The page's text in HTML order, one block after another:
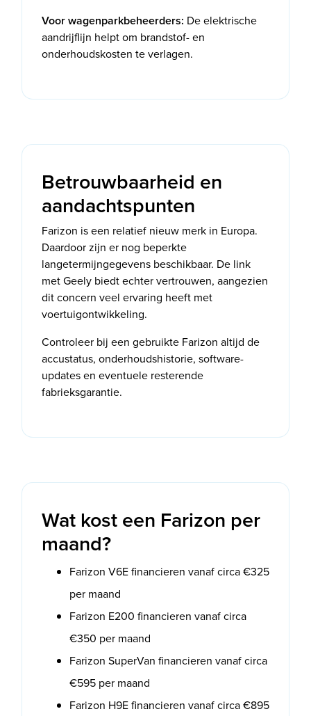
Voor wagenparkbeheerders: De elektrische
aandrijflijn helpt om brandstof- en
onderhoudskosten te verlagen.
Betrouwbaarheid en
aandachtspunten
Farizon is een relatief nieuw merk in Europa.
Daardoor zijn er nog beperkte
langetermijngegevens beschikbaar. De link
met Geely biedt echter vertrouwen, aangezien
dit concern veel ervaring heeft met
voertuigontwikkeling.
Controleer bij een gebruikte Farizon altijd de
accustatus, onderhoudshistorie, software-
updates en eventuele resterende
fabrieksgarantie.
Wat kost een Farizon per
maand?
Farizon V6E financieren vanaf circa €325
per maand
Farizon E200 financieren vanaf circa
€350 per maand
Farizon SuperVan financieren vanaf circa
€595 per maand
Farizon H9E financieren vanaf circa €895